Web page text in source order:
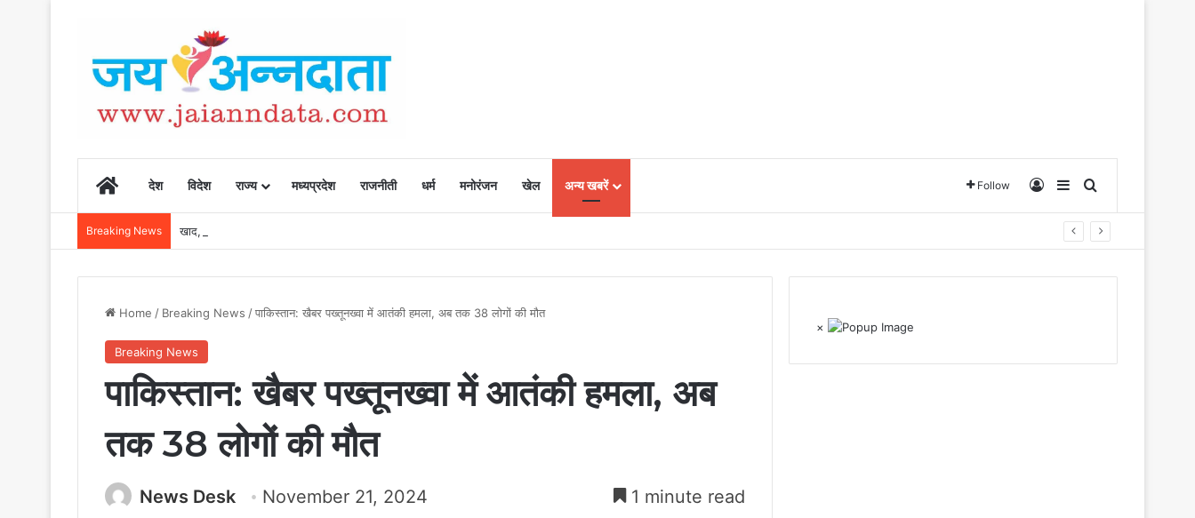
Homeदेश विदेश राज्य मध्यप्रदेश राजनीती धर्म मनोरंजन खेल अन्य खबरें Follow Log InSidebarSearch for
Breaking News खाद, बीज और उर्वरकों की समय पर उपलब्धता से किसानों में उत्साह, नैनो डीएपी और नैनो यूरिया बने किसानों के भरोसेमंद कृषि साथी…..
Home / Breaking News /पाकिस्तान: खैबर पख्तूनख्वा में आतंकी हमला, अब तक 38 लोगों की मौत
Breaking News
पाकिस्तान: खैबर पख्तूनख्वा में आतंकी हमला, अब
तक 38 लोगों की मौत
News Desk November 21, 2024 1 minute read
×